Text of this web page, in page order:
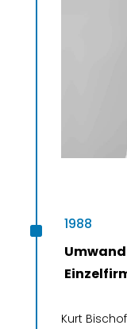
^
1988
Kurt